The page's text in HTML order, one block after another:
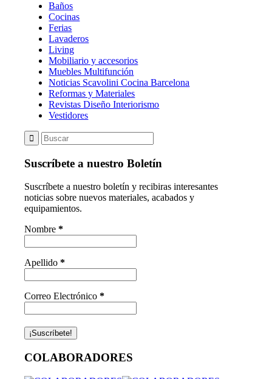
Baños
Cocinas
Ferias
Lavaderos
Living
Mobiliario y accesorios
Muebles Multifunción
Noticias Scavolini Cocina Barcelona
Reformas y Materiales
Revistas Diseño Interiorismo
Vestidores
Suscríbete a nuestro Boletín
Suscríbete a nuestro boletín y recibiras interesantes
noticias sobre nuevos materiales, acabados y
equipamientos.
Nombre*
Apellido*
Correo Electrónico*
COLABORADORES